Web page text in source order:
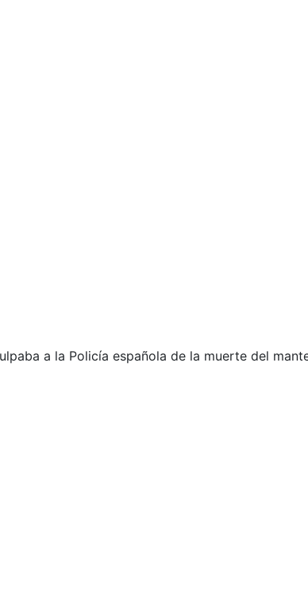
a la Policía española de la muerte del